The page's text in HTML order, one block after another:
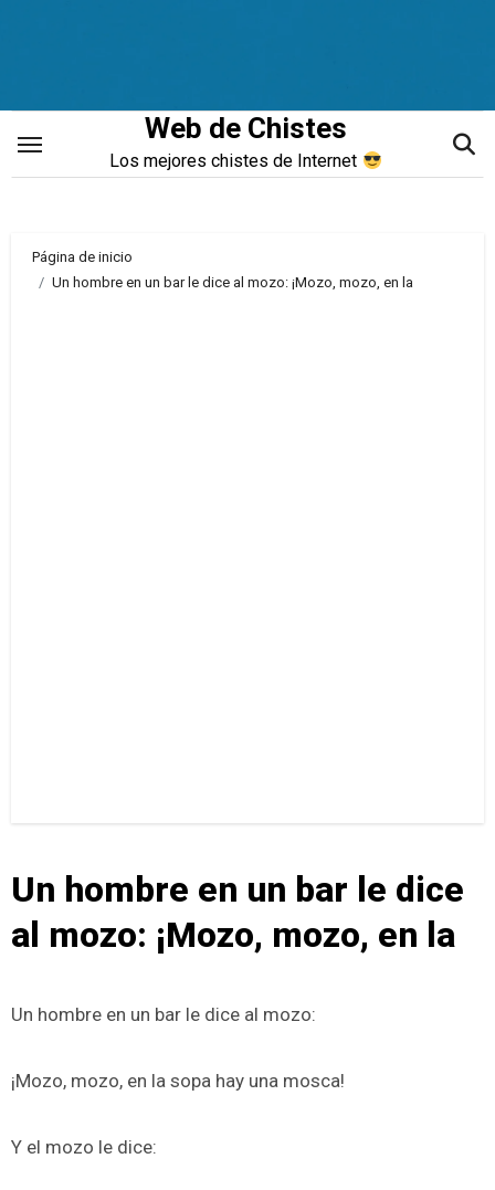
Web de Chistes
Los mejores chistes de Internet
Página de inicio
Un hombre en un bar le dice al mozo: ¡Mozo, mozo, en la
Un hombre en un bar le dice
al mozo: ¡Mozo, mozo, en la
Un hombre en un bar le dice al mozo:
¡Mozo, mozo, en la sopa hay una mosca!
Y el mozo le dice: